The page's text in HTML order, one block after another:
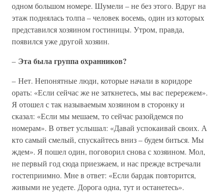
одном большом номере. Шумели – не без этого. Вдруг на
этаж поднялась толпа – человек восемь, один из которых
представился хозяином гостиницы. Утром, правда,
появился уже другой хозяин.
– Эта была группа охранников?
– Нет. Непонятные люди, которые начали в коридоре
орать: «Если сейчас же не заткнетесь, мы вас перережем».
Я отошел с так называемым хозяином в сторонку и
сказал: «Если мы мешаем, то сейчас разойдемся по
номерам». В ответ услышал: «Давай успокаивай своих. А
кто самый смелый, спускайтесь вниз – будем биться. Мы
ждем». Я пошел один, поговорил снова с хозяином. Мол,
не первый год сюда приезжаем, и нас прежде встречали
гостеприимно. Мне в ответ: «Если бардак повторится,
живыми не уедете. Дорога одна, тут и останетесь».